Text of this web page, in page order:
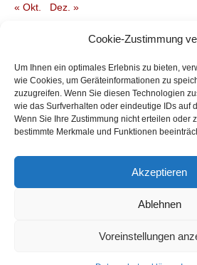
Cookie-Zustimmung
Um Ihnen ein optimales Erlebnis zu bieten,
wie Cookies, um Geräteinformationen zu
zuzugreifen. Wenn Sie diesen Technologien
wie das Surfverhalten oder eindeutige IDs auf
Wenn Sie Ihre Zustimmung nicht erteilen oder
bestimmte Merkmale und Funktionen
Akzeptieren
Ablehnen
Voreinstellungen
« Okt. Dez. »
Startseite
Allgemeine
Versandkosten,
Impressum
Copyright © 2026 Kulturelle Vereinigung